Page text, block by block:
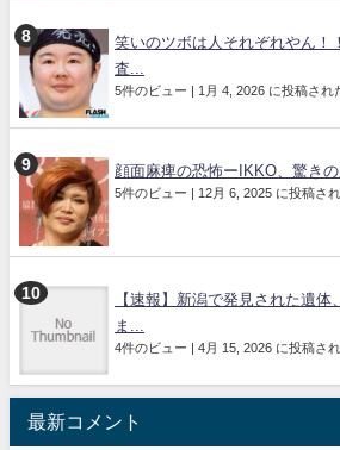
笑いのツボは人それぞれやん！
査...
5件のビュー | 1月 4, 2026 に投稿され
顔面麻痺の恐怖ーIKKO、驚き
5件のビュー | 12月 6, 2025 に投稿さ
【速報】新潟で発見された遺体
ま...
4件のビュー | 4月 15, 2026 に投稿さ
最新コメント